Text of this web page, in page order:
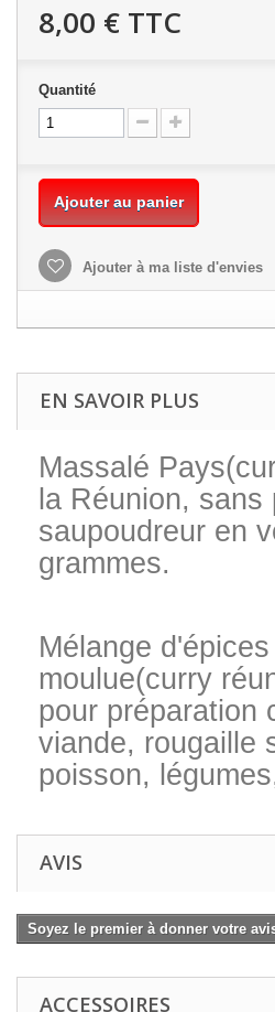
8,00 € TTC
Quantité
Ajouter au panier
Ajouter à ma liste d'envies
EN SAVOIR PLUS
Massalé
la Réunion, sans
saupoudreur en
grammes.
Mélange
moulue(curry
pour préparation
viande, rougaille
poisson,
AVIS
Soyez le premier à donner votre
ACCESSOIRES